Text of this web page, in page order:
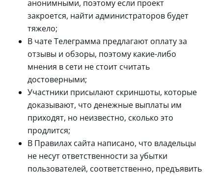
анонимными, поэтому если проект
закроется, найти администраторов будет
тяжело;
В чате Телеграмма предлагают оплату за
отзывы и обзоры, поэтому какие-либо
мнения в сети не стоит считать
достоверными;
Участники присылают скриншоты, которые
доказывают, что денежные выплаты им
приходят, но неизвестно, сколько это
продлится;
В Правилах сайта написано, что владельцы
не несут ответственности за убытки
пользователей, соответственно, предъявить